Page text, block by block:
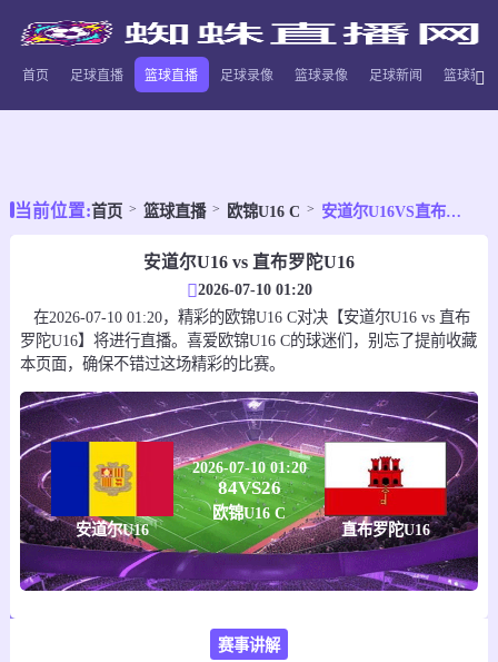
首页 足球直播 篮球直播 足球录像 篮球录像 足球新闻 篮球新闻
当前位置:首页 篮球直播 欧锦U16 C 安道尔U16VS直布罗陀U16
安道尔U16 vs 直布罗陀U16
2026-07-10 01:20
在2026-07-10 01:20，精彩的欧锦U16 C对决【安道尔U16 vs 直布
罗陀U16】将进行直播。喜爱欧锦U16 C的球迷们，别忘了提前收藏
本页面，确保不错过这场精彩的比赛。
安道尔U16
2026-07-10 01:20
84VS26
欧锦U16 C
直布罗陀U16
赛事讲解